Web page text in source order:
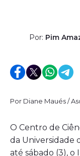
Por: Pim
Por Diane Maués /
O Centro de
da Universidade
até sábado (3), o